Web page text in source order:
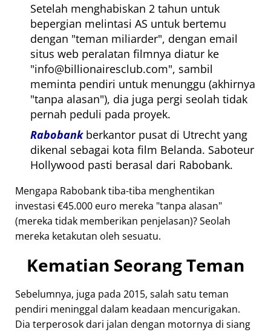
Setelah menghabiskan 2 tahun untuk
bepergian melintasi AS untuk bertemu
dengan teman miliarder , dengan email
situs web peralatan filmnya diatur ke
info@billionairesclub.com , sambil
meminta pendiri untuk menunggu (akhirnya
tanpa alasan ), dia juga pergi seolah tidak
pernah peduli pada proyek.
Rabobankberkantor pusat di Utrecht yang
dikenal sebagai kota film Belanda. Saboteur
Hollywood pasti berasal dari Rabobank.
Mengapa Rabobank tiba-tiba menghentikan
investasi €45.000 euro mereka tanpa alasan
(mereka tidak memberikan penjelasan)? Seolah
mereka ketakutan oleh sesuatu.
Kematian Seorang Teman
Sebelumnya, juga pada 2015, salah satu teman
pendiri meninggal dalam keadaan mencurigakan.
Dia terperosok dari jalan dengan motornya di siang